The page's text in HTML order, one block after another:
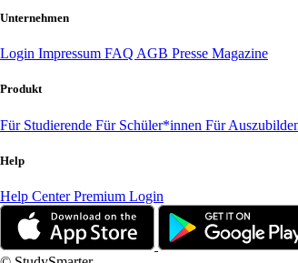
Unternehmen
Login Impressum FAQ AGB Presse Magazine
Produkt
Für Studierende Für Schüler*innen Für
Help
Help CenterPremium Login